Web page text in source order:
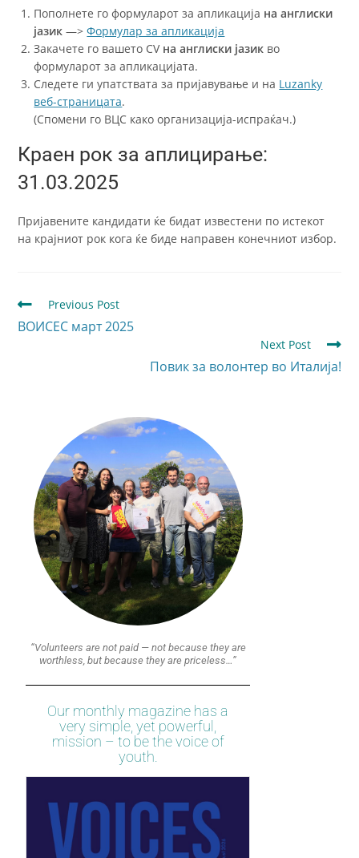
Пополнете го формуларот за апликација на англиски
јазик —>Формулар за апликација
Закачете го вашето CV на англиски јазик во
формуларот за апликацијата.
Следете ги упатствата за пријавување и на Luzanky
веб-страницата.
(Спомени го ВЦС како организација-испраќач.)
Краен рок за аплицирање:
31.03.2025
Пријавените кандидати ќе бидат известени по истекот
на крајниот рок кога ќе биде направен конечниот избор.
Previous Post
ВОИСЕС март 2025
Next Post
Повик за волонтер во Италија!
“Volunteers are not paid — not because they are
worthless, but because they are priceless…”
Our monthly magazine has a
very simple, yet powerful,
mission – to be the voice of
youth.